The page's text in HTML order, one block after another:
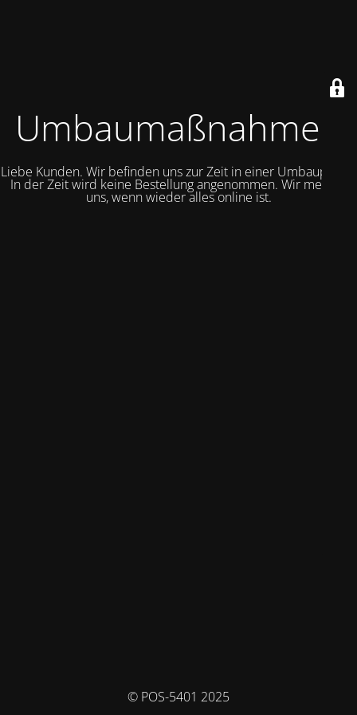
Umbaumaßnahmen
Liebe Kunden. Wir befinden uns zur Zeit in einer Umbauphase.
In der Zeit wird keine Bestellung angenommen. Wir melden
uns, wenn wieder alles online ist.
© POS-5401 2025